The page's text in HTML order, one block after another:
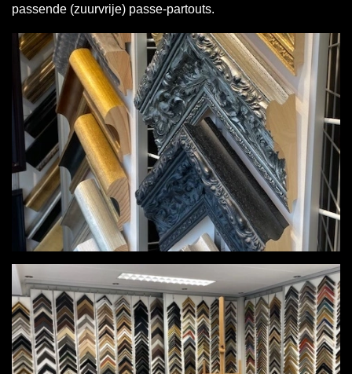
passende (zuurvrije) passe-partouts.